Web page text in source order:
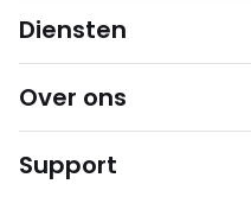
Diensten
Over ons
Support